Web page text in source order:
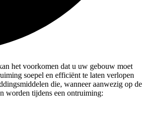
het voorkomen dat u uw gebouw moet
soepel en efficiënt te laten verlopen
die, wanneer aanwezig op de
worden tijdens een ontruiming: